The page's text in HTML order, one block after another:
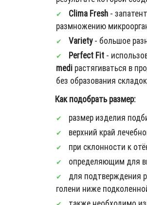
Clima Fresh -
размножению
Variety- большое
Perfect Fit -
medi растягиваться в
без образования
Как подобрать размер:
размер изделия
верхний край
при склонности к
определяющим для
для подтверждения
голени ниже